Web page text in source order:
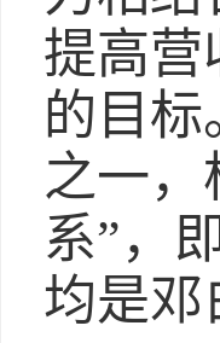
提高营
的目
之一，
系”，
均是邓